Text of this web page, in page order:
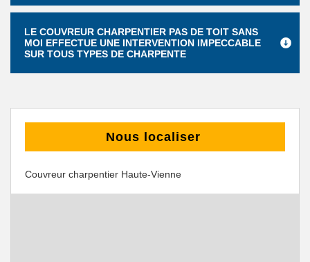
LE COUVREUR CHARPENTIER PAS DE TOIT SANS
MOI EFFECTUE UNE INTERVENTION IMPECCABLE
SUR TOUS TYPES DE CHARPENTE
Nous localiser
Couvreur charpentier Haute-Vienne